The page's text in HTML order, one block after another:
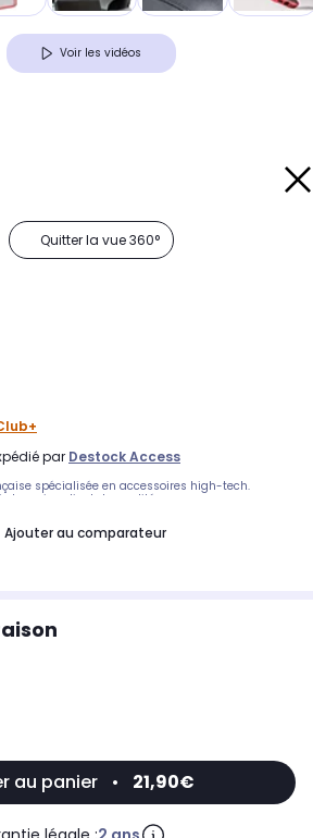
Voir les vidéos
Quitter la vue 360°
par Destock Access
spécialisée en accessoires high-tech.
service client de qualité.
Ajouter au comparateur
au panier • 21,90€